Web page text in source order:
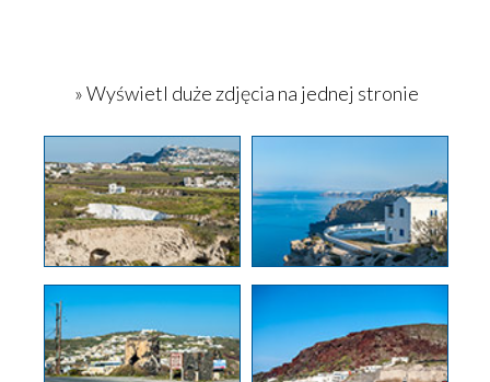
» Wyświetl duże zdjęcia na jednej stronie